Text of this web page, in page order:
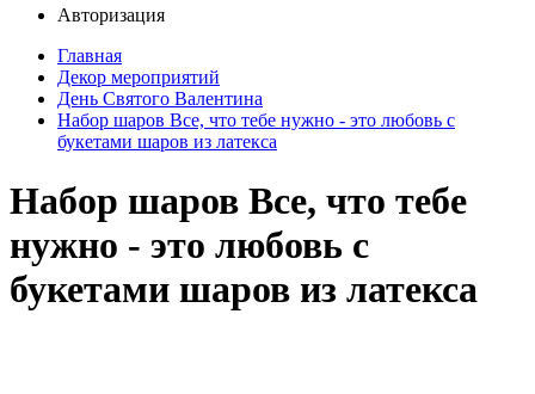
Авторизация
Главная
Декор мероприятий
День Святого Валентина
Набор шаров Все, что тебе нужно - это любовь с
букетами шаров из латекса
Набор шаров Все, что тебе
нужно - это любовь с
букетами шаров из латекса